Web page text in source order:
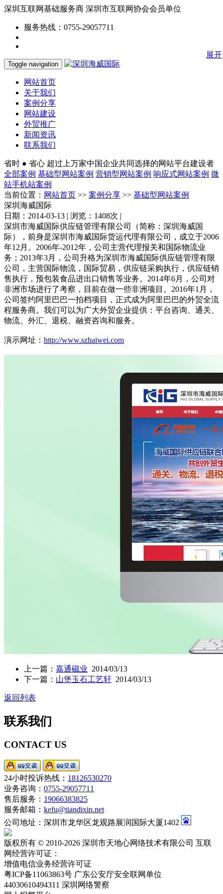
深圳互联网基础服务商 深圳市互联网协会会员单位
服务热线：0755-29057711
Toggle navigation
网站首页
关于我们
案例分享
网站建设
外贸推广
新闻资讯
联系我们
省时 ● 省心 超过上万家中国企业共同选择的网站平台建设者
全部案例 基础型网站案例 营销型网站案例 响应式网站案例 微
站手机站案例
当前位置： 网站首页 >> 案例分享 >> 基础型网站案例
深圳海威国际
日期：2014-03-13 | 浏览：1408次 |
深圳市海威国际供应链管理有限公司（简称：深圳海威国
际），前身是深圳市海威国际货运代理有限公司，成立于2006
年12月。2006年-2012年，公司主营代理报关和国际物流业
务；2013年3月，公司升格为深圳市海威国际供应链管理有限
公司，主营国际物流，国际贸易，供应链采购执行，供应链销
售执行，预包装食品进出口销售等业务。2014年6月，公司对
非洲市场进行了考察，目前在做一些非洲项目。2016年1月，
公司签约阿里巴巴一拍档项目，正式成为阿里巴巴的外贸全流
程服务商。我们可以为广大外贸企业提供：平台咨询、通关、
物流、外汇、退税、融资咨询和服务。
演示网址： http://www.szhaiwei.com
上一篇： 嘉通磁业 2014/03/13
下一篇： 山堡玉石工艺轩 2014/03/13
返回列表
联系我们
CONTACT US
24小时投诉热线： 18126530270
业务咨询： 0755-29057711
售后服务： 19066383825
服务邮箱： kefu@tiandixin.net
公司地址：深圳市龙华区龙观路展润国际大厦1402
版权所有 © 2010-2026 深圳市天地心网络技术有限公司 互联
网经营许可证：
增值电信业务经营许可证
粤ICP备11063863号 广东公安厅安全联网单位
44030610494311 深圳网络警察
展开